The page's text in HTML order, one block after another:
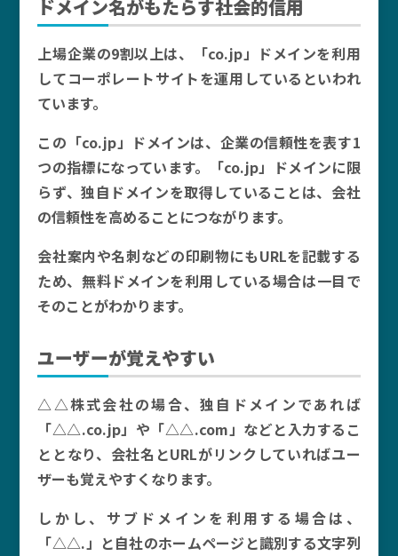
ドメイン名がもたらす社会的信用
上場企業の9割以上は、「co.jp」ドメインを利用
してコーポレートサイトを運用しているといわれ
ています。
この「co.jp」ドメインは、企業の信頼性を表す1
つの指標になっています。「co.jp」ドメインに限
らず、独自ドメインを取得していることは、会社
の信頼性を高めることにつながります。
会社案内や名刺などの印刷物にもURLを記載する
ため、無料ドメインを利用している場合は一目で
そのことがわかります。
ユーザーが覚えやすい
△△株式会社の場合、独自ドメインであれば
「△△.co.jp」や「△△.com」などと入力するこ
ととなり、会社名とURLがリンクしていればユー
ザーも覚えやすくなります。
しかし、サブドメインを利用する場合は、
「△△.」と自社のホームページと識別する文字列